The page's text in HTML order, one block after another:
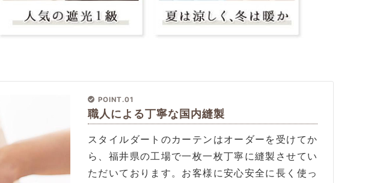
POINT.01
職人による丁寧な国内縫製
スタイルダートのカーテンはオーダーを受けてか
ら、福井県の工場で一枚一枚丁寧に縫製させてい
ただいております。お客様に安心安全に長く使っ